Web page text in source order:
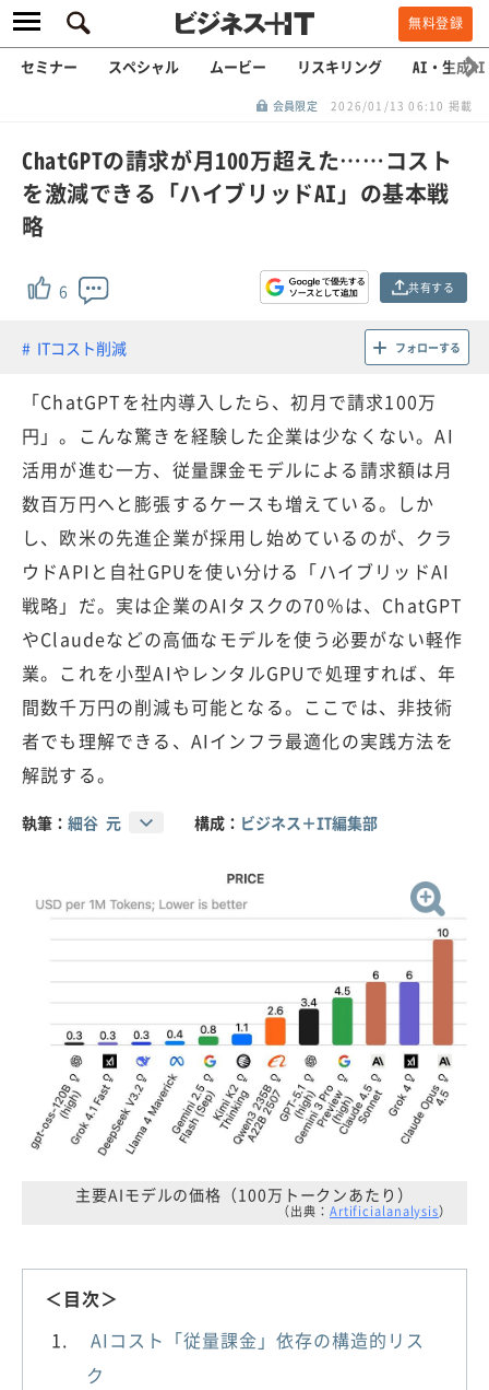
無料登録
セミナー スペシャル ムービー リスキリング AI・生成AI
会員限定 2026/01/13 06:10 掲載
ChatGPTの請求が月100万超えた……コスト
を激減できる「ハイブリッドAI」の基本戦
略
6 共有する
ITコスト削減 フォローする
「ChatGPTを社内導入したら、初月で請求100万
円」。こんな驚きを経験した企業は少なくない。AI
活用が進む一方、従量課金モデルによる請求額は月
数百万円へと膨張するケースも増えている。しか
し、欧米の先進企業が採用し始めているのが、クラ
ウドAPIと自社GPUを使い分ける「ハイブリッドAI
戦略」だ。実は企業のAIタスクの70％は、ChatGPT
やClaudeなどの高価なモデルを使う必要がない軽作
業。これを小型AIやレンタルGPUで処理すれば、年
間数千万円の削減も可能となる。ここでは、非技術
者でも理解できる、AIインフラ最適化の実践方法を
解説する。
執筆： 細谷 元 構成： ビジネス＋IT編集部
主要AIモデルの価格（100万トークンあたり）
（出典： Artificialanalysis）
＜目次＞
AIコスト「従量課金」依存の構造的リス
ク